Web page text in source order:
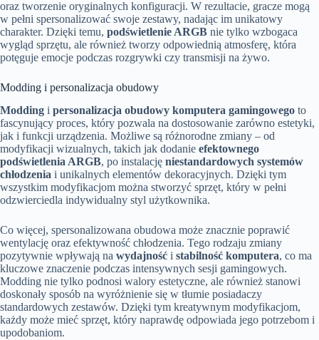
oraz tworzenie oryginalnych konfiguracji. W rezultacie, gracze mogą
w pełni spersonalizować swoje zestawy, nadając im unikatowy
charakter. Dzięki temu, podświetlenie ARGB nie tylko wzbogaca
wygląd sprzętu, ale również tworzy odpowiednią atmosferę, która
potęguje emocje podczas rozgrywki czy transmisji na żywo.
Modding i personalizacja obudowy
Modding i personalizacja obudowy komputera gamingowego to
fascynujący proces, który pozwala na dostosowanie zarówno estetyki,
jak i funkcji urządzenia. Możliwe są różnorodne zmiany – od
modyfikacji wizualnych, takich jak dodanie efektownego
podświetlenia ARGB, po instalację niestandardowych systemów
chłodzenia i unikalnych elementów dekoracyjnych. Dzięki tym
wszystkim modyfikacjom można stworzyć sprzęt, który w pełni
odzwierciedla indywidualny styl użytkownika.
Co więcej, spersonalizowana obudowa może znacznie poprawić
wentylację oraz efektywność chłodzenia. Tego rodzaju zmiany
pozytywnie wpływają na wydajność i stabilność komputera, co ma
kluczowe znaczenie podczas intensywnych sesji gamingowych.
Modding nie tylko podnosi walory estetyczne, ale również stanowi
doskonały sposób na wyróżnienie się w tłumie posiadaczy
standardowych zestawów. Dzięki tym kreatywnym modyfikacjom,
każdy może mieć sprzęt, który naprawdę odpowiada jego potrzebom i
upodobaniom.